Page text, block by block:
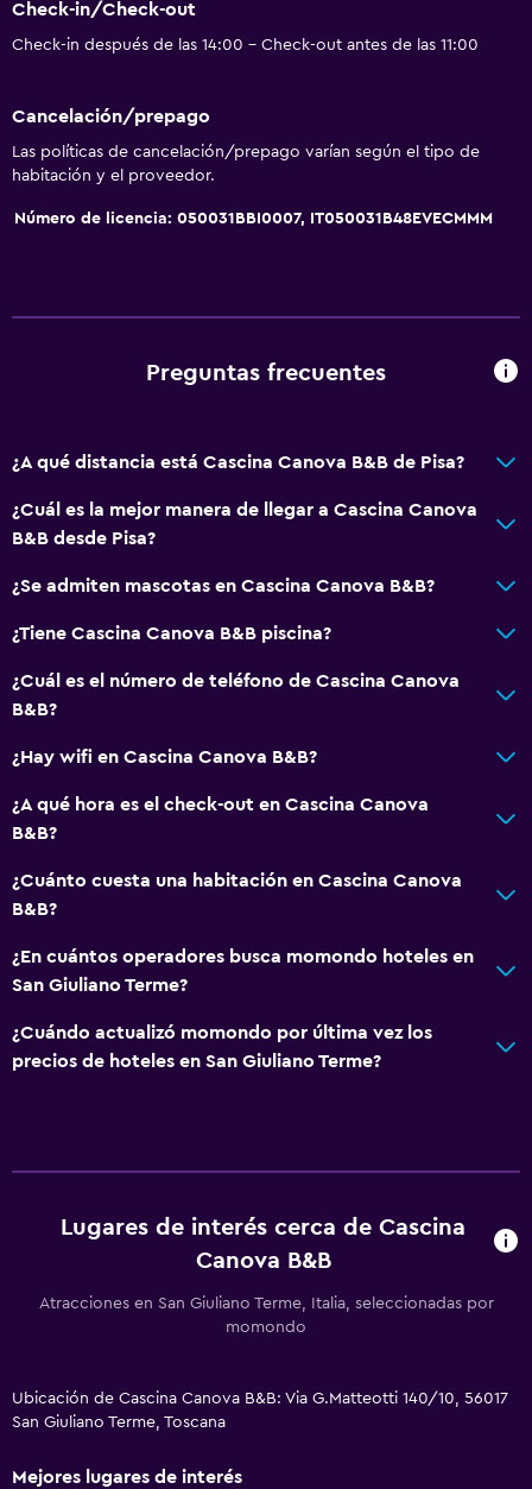
Check-in/Check-out
Check-in después de las 14:00 - Check-out antes de las 11:00
Cancelación/prepago
Las políticas de cancelación/prepago varían según el tipo de
habitación y el proveedor.
Número de licencia: 050031BBI0007, IT050031B48EVECMMM
Preguntas frecuentes
¿A qué distancia está Cascina Canova B&B de Pisa?
¿Cuál es la mejor manera de llegar a Cascina Canova
B&B desde Pisa?
¿Se admiten mascotas en Cascina Canova B&B?
¿Tiene Cascina Canova B&B piscina?
¿Cuál es el número de teléfono de Cascina Canova
B&B?
¿Hay wifi en Cascina Canova B&B?
¿A qué hora es el check-out en Cascina Canova
B&B?
¿Cuánto cuesta una habitación en Cascina Canova
B&B?
¿En cuántos operadores busca momondo hoteles en
San Giuliano Terme?
¿Cuándo actualizó momondo por última vez los
precios de hoteles en San Giuliano Terme?
Lugares de interés cerca de Cascina
Canova B&B
Atracciones en San Giuliano Terme, Italia, seleccionadas por
momondo
Ubicación de Cascina Canova B&B: Via G.Matteotti 140/10, 56017
San Giuliano Terme, Toscana
Mejores lugares de interés